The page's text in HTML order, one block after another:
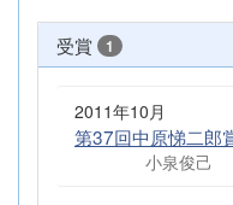
受賞 1
2011年10月
第37回中原悌二郎
小泉俊己